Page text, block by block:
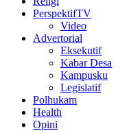
PerspektifTV
Video
Advertorial
Eksekutif
Kabar Desa
Kampusku
Legislatif
Polhukam
Health
Opini